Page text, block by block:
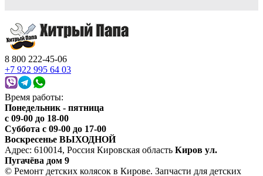
8 800 222-45-06
+7 922 995 64 03
Время работы:
Понедельник - пятница
c 09-00 до 18-00
Суббота с 09-00 до 17-00
Воскресенье ВЫХОДНОЙ
Адрес: 610014, Россия Кировская область Киров ул.
Пугачёва дом 9
© Ремонт детских колясок в Кирове. Запчасти для детских